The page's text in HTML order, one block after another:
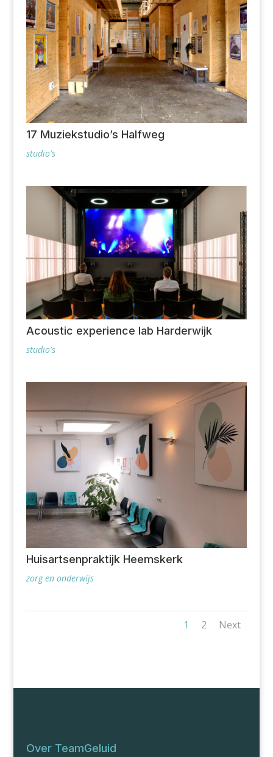
17 Muziekstudio’s Halfweg
studio's
Acoustic experience lab Harderwijk
studio's
Huisartsenpraktijk Heemskerk
zorg en onderwijs
1 2 Next
Over TeamGeluid